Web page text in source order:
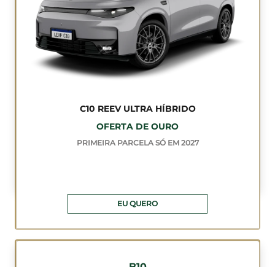
C10 REEV ULTRA HÍBRIDO
OFERTA DE OURO
PRIMEIRA PARCELA SÓ EM 2027
EU QUERO